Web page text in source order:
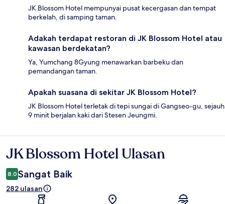
JK Blossom Hotel mempunyai pusat kecergasan dan tempat
berkelah, di samping taman.
Adakah terdapat restoran di JK Blossom Hotel atau
kawasan berdekatan?
Ya, Yumchang 8Gyung menawarkan barbeku dan
pemandangan taman.
Apakah suasana di sekitar JK Blossom Hotel?
JK Blossom Hotel terletak di tepi sungai di Gangseo-gu, sejauh
9 minit berjalan kaki dari Stesen Jeungmi.
Ulasan
JK Blossom Hotel Ulasan
8.0 Sangat Baik
282 ulasan